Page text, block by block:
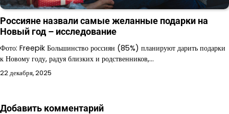
Россияне назвали самые желанные подарки на
Новый год – исследование
Фото: Freepik Большинство россиян (85%) планируют дарить подарки
к Новому году, радуя близких и родственников,…
22 декабря, 2025
Добавить комментарий